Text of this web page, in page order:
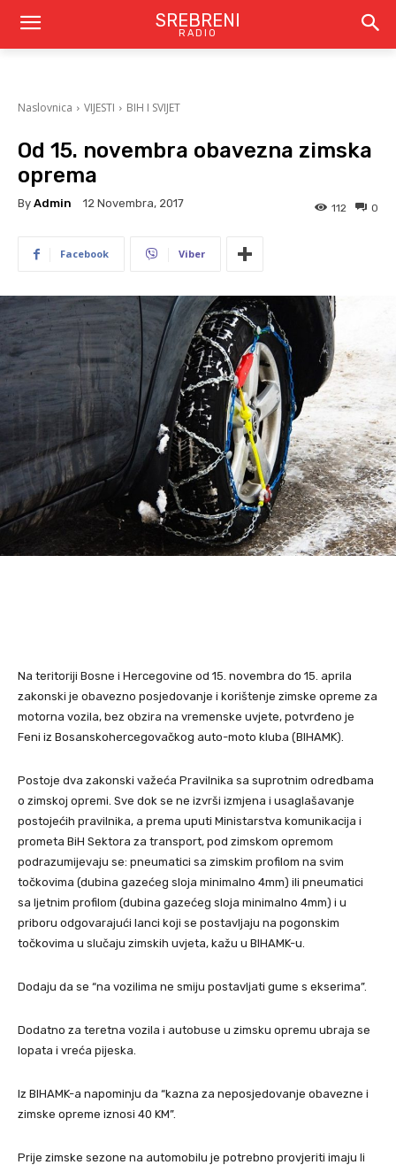
SREBRENI
RADIO
Naslovnica VIJESTI BIH I SVIJET
Od 15. novembra obavezna zimska
oprema
By Admin 12 Novembra, 2017 0
112
Facebook Viber
Na teritoriji Bosne i Hercegovine od 15. novembra do 15. aprila
zakonski je obavezno posjedovanje i korištenje zimske opreme za
motorna vozila, bez obzira na vremenske uvjete, potvrđeno je
Feni iz Bosanskohercegovačkog auto-moto kluba (BIHAMK).
Postoje dva zakonski važeća Pravilnika sa suprotnim odredbama
o zimskoj opremi. Sve dok se ne izvrši izmjena i usaglašavanje
postojećih pravilnika, a prema uputi Ministarstva komunikacija i
prometa BiH Sektora za transport, pod zimskom opremom
podrazumijevaju se: pneumatici sa zimskim profilom na svim
točkovima (dubina gazećeg sloja minimalno 4mm) ili pneumatici
sa ljetnim profilom (dubina gazećeg sloja minimalno 4mm) i u
priboru odgovarajući lanci koji se postavljaju na pogonskim
točkovima u slučaju zimskih uvjeta, kažu u BIHAMK-u.
Dodaju da se “na vozilima ne smiju postavljati gume s ekserima”.
Dodatno za teretna vozila i autobuse u zimsku opremu ubraja se
lopata i vreća pijeska.
Iz BIHAMK-a napominju da “kazna za neposjedovanje obavezne i
zimske opreme iznosi 40 KM”.
Prije zimske sezone na automobilu je potrebno provjeriti imaju li